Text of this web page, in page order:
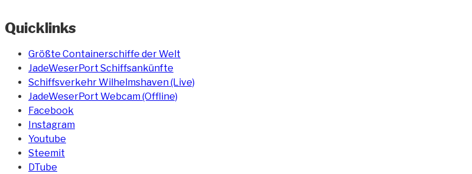
Quicklinks
Größte Containerschiffe der Welt
JadeWeserPort Schiffsankünfte
Schiffsverkehr Wilhelmshaven (Live)
JadeWeserPort Webcam (Offline)
Facebook
Instagram
Youtube
Steemit
DTube